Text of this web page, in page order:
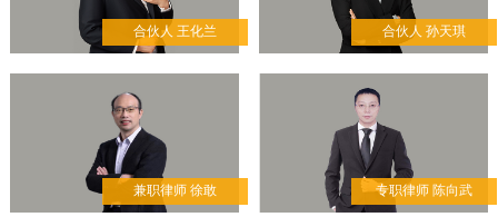
合伙人 王化兰 合伙人 孙天琪
兼职律师 徐敢 专职律师 陈向武